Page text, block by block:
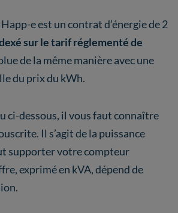
e est un contrat d’énergie de 2
sur le tarif réglementé de
de la même manière avec une
du prix du kWh.
ci-dessous, il vous faut connaître
Il s’agit de la puissance
supporter votre compteur
exprimé en kVA, dépend de